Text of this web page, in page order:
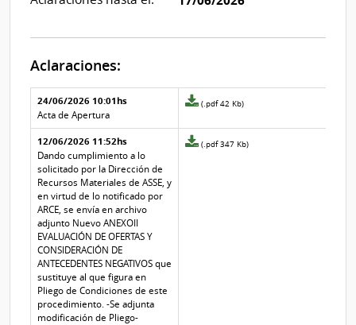
Aclaraciones:
Aclaraciones del llamado
Fecha y
texto de
la
aclaración
Archivo
de la
aclaración
24/06/2026 10:01hs
Acta de Apertura
Archivo
de
la
(.pdf 42 Kb)
12/06/2026 11:52hs
Dando cumplimiento a lo
solicitado por la Dirección de
Recursos Materiales de ASSE, y
en virtud de lo notificado por
ARCE, se envía en archivo
adjunto Nuevo ANEXOII
EVALUACIÓN DE OFERTAS Y
CONSIDERACIÓN DE
ANTECEDENTES NEGATIVOS que
sustituye al que figura en
Pliego de Condiciones de este
procedimiento. -Se adjunta
modificación de Pliego-
Archivo
(.pdf 347 Kb)